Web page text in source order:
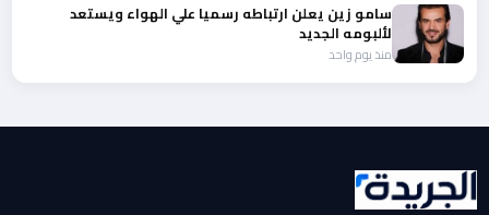
سامو زين يعلن ارتباطه رسميا علي الهواء ويستعد
لألبومه الجديد
منذ يوم واحد